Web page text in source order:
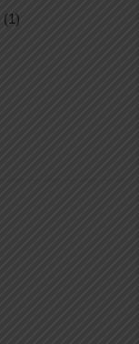
(1)